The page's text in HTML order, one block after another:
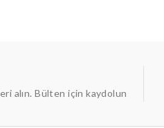
alın. Bülten için kaydolun